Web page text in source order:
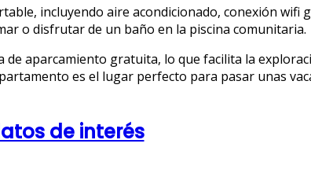
incluyendo aire acondicionado, conexión wifi
o disfrutar de un baño en la piscina comunitaria.
aparcamiento gratuita, lo que facilita la
es el lugar perfecto para pasar unas
de interés